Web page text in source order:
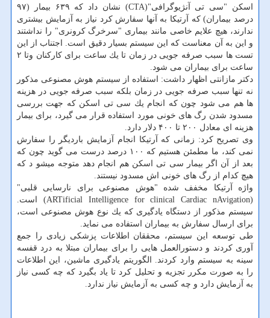
اسكن "سی تی آنژیوگرافی"(CTA) نشان داد كه ۶۳۹ بیمار (۹۷
درصد بیماران) كه آرتیكا به آنها سفارش كرد نیاز به آزمایش بیشتری
ندارند، هیچ علایم خاصی مانند بیماری "سرخرگ كرونری" را نداشتند
و این به آن معناست كه این سیستم بسیار دقیق است. اجتناب از این
تست ها سبب صرفه جویی در زمان تا یك ساعت برای كاركنان وتا ۲
ساعت برای بیماران می شود.
دكتر مازانتی اظهار داشت: استفاده از سیستم هوش مصنوعی مذكور
نه تنها سبب صرفه جویی در زمان بلكه سبب صرفه جویی در هزینه
ها هم می شود چون كه انجام یك سی تی اسكن كه جهت بررسی
مسدود شدن رگ های خونی مورد استفاده قرار می گیرد، برای بیمار
هزینه ای معادل ۲۰۰ تا ۴۰۰ دلار دارد.
وی تصریح كرد: زمانی كه آرتیكا انجام آزمایش باردیگر را سفارش
نمی كند، ما مطمئن هستیم كه ۱۰۰ درصد درست می گوید چون كه
بعد از آن اگر بیمار سی تی اسكن هم انجام دهد متوجه میشو د كه
هیچ كدام از رگ های خونی اش مسدود نیستند.
واژه آرتیكا مخفف شده "هوش مصنوعی برای نارسایی قلبی"
(ARTificial Intelligence for clinical Cardiac nAvigation) است.
سیستم مذكور از دستگاه یادگیری كه یك نوع هوش مصنوعی است،
برای ارسال سفارش به بیماران استفاده می نماید.
طی توسعه این سیستم، محققان اطلاعات پزشكی زیادی را جمع
آوری كردند و دستورالعمل هایی را برای بیماران مبتلا به درد قفسه
سینه به سیستم وارد كردند. الگوریتم یادگیری ماشین، این اطلاعات
را به صورت مكرر تجزیه و تحلیل كرد تا یاد بگیرد كه چه كسی نیاز
به آزمایش دارد و چه كسی به آزمایش نیاز ندارد.